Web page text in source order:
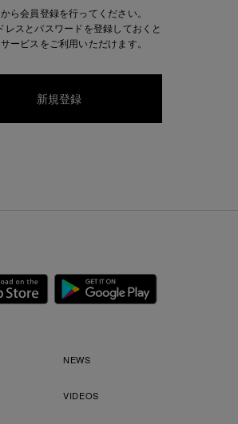
ら会員登録を行ってください。
レスとパスワードを登録しておくと
ービスをご利用いただけます。
NEWS
VIDEOS